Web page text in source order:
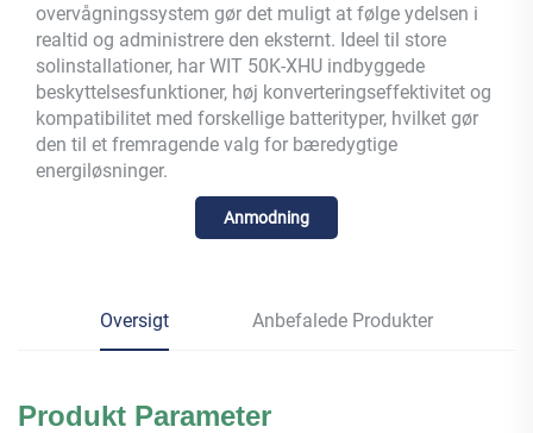
overvågningssystem gør det muligt at følge ydelsen i
realtid og administrere den eksternt. Ideel til store
solinstallationer, har WIT 50K-XHU indbyggede
beskyttelsesfunktioner, høj konverteringseffektivitet og
kompatibilitet med forskellige batterityper, hvilket gør
den til et fremragende valg for bæredygtige
energiløsninger.
Anmodning
Oversigt Anbefalede Produkter
Produkt Parameter